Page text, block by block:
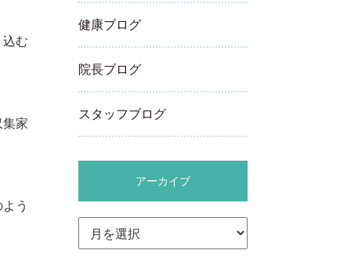
む
家
う
健康ブログ
院長ブログ
スタッフブログ
アーカイブ
カ